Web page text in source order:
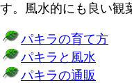
す。風水的にも良い観
パキラの育て方
パキラと風水
パキラの通販